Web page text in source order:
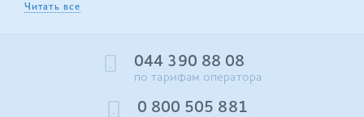
Читать все
044 390 88 08
по тарифам оператора
0 800 505 881